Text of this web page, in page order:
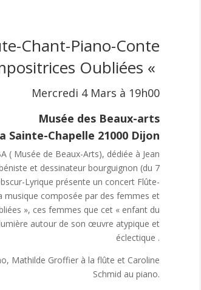
Chant-Piano-Conte
Oubliées «
Mercredi 4 Mars à 19h00
Musée des Beaux-arts
Sainte-Chapelle 21000 Dijon
( Musée de Beaux-Arts), dédiée à Jean
et dessinateur bourguignon (du 7
Lyrique présente un concert Flûte-
musique composée par des femmes et
», ces femmes que cet « enfant du
autour de son œuvre atypique et
éclectique .
Mathilde Groffier à la flûte et Caroline
Schmid au piano.